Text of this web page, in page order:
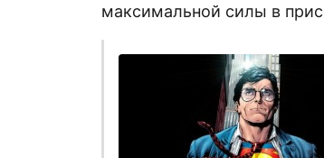
максимальной силы в